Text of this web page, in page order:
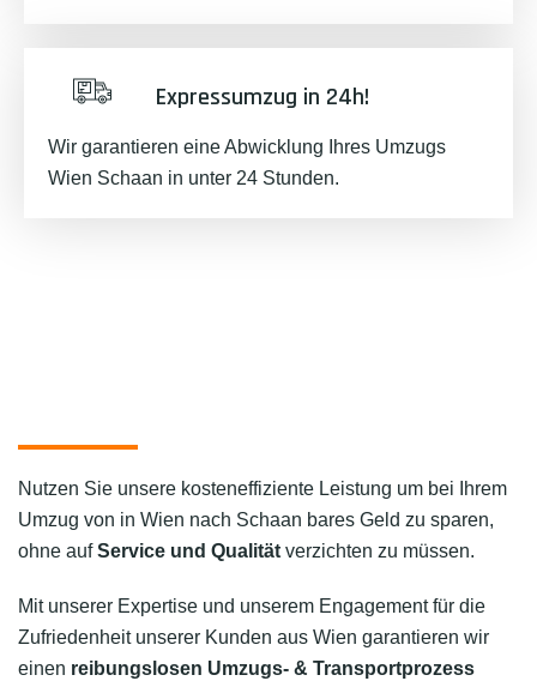
Expressumzug in 24h!
Wir garantieren eine Abwicklung Ihres Umzugs
Wien Schaan in unter 24 Stunden.
Nutzen Sie unsere kosteneffiziente Leistung um bei Ihrem
Umzug von in Wien nach Schaan bares Geld zu sparen,
ohne aufService und Qualität verzichten zu müssen.
Mit unserer Expertise und unserem Engagement für die
Zufriedenheit unserer Kunden aus Wien garantieren wir
einen reibungslosen Umzugs- & Transportprozess